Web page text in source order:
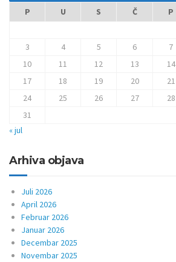
P U S Č P
3
4 5 6 7
10
11 12 13 14
17
18 19 20 21
24
25 26 27 28
31
« jul
Arhiva objava
Juli 2026
April 2026
Februar 2026
Januar 2026
Decembar 2025
Novembar 2025